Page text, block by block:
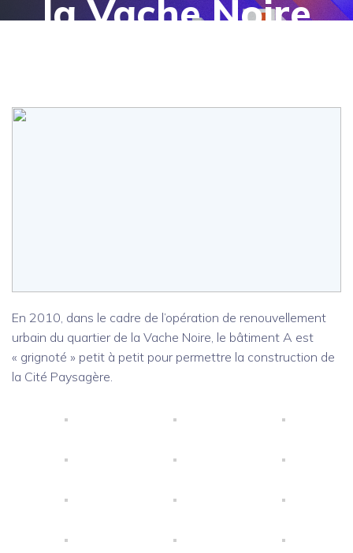
la Vache Noire
En 2010, dans le cadre de l’opération de renouvellement
urbain du quartier de la Vache Noire, le bâtiment A est
« grignoté » petit à petit pour permettre la construction de
la Cité Paysagère.